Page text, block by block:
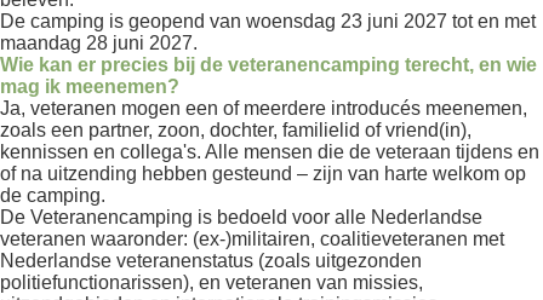
De camping is geopend van woensdag 23 juni 2027 tot en met
maandag 28 juni 2027.
Wie kan er precies bij de veteranencamping terecht, en wie
mag ik meenemen?
Ja, veteranen mogen een of meerdere introducés meenemen,
zoals een partner, zoon, dochter, familielid of vriend(in),
kennissen en collega's. Alle mensen die de veteraan tijdens en
of na uitzending hebben gesteund – zijn van harte welkom op
de camping.
De Veteranencamping is bedoeld voor alle Nederlandse
veteranen waaronder: (ex-)militairen, coalitieveteranen met
Nederlandse veteranenstatus (zoals uitgezonden
politiefunctionarissen), en veteranen van missies,